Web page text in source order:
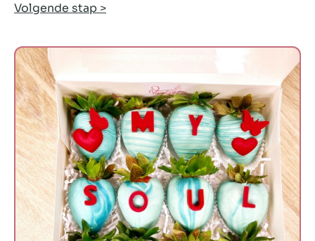
Volgende stap >
Chocoberries